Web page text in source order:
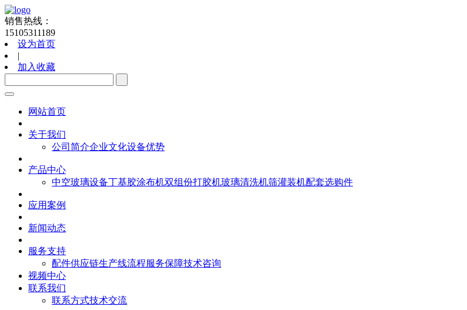
销售热线：
15105311189
设为首页
|
加入收藏
网站首页
关于我们
公司简介企业文化设备优势
产品中心
中空玻璃设备丁基胶涂布机双组份打胶机玻璃清洗机筛灌装机配套选购件
应用案例
新闻动态
服务支持
配件供应链生产线流程服务保障技术咨询
视频中心
联系我们
联系方式技术交流